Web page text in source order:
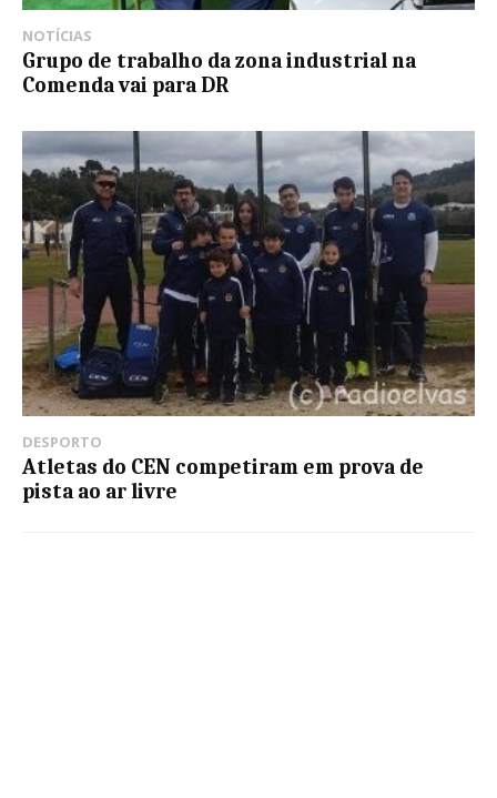
NOTÍCIAS
Grupo de trabalho da zona industrial na
Comenda vai para DR
DESPORTO
Atletas do CEN competiram em prova de
pista ao ar livre